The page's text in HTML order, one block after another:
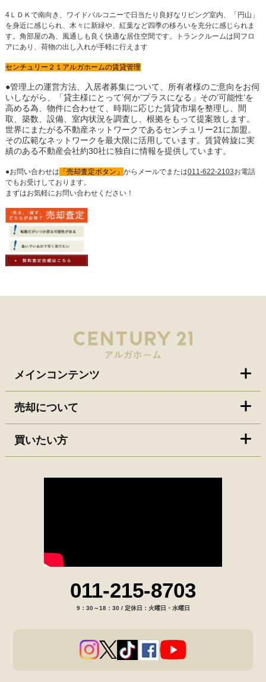
4ＬＤＫで南向き、ワイドバルコニーで日当たり良好なリビング室内、「円山」
を身近に感じられ、木々に新緑や、紅葉など四季の移ろいを充分に感じられま
す。角部屋の為、風通しも良く快適な居住空間です。トランクルームは同フロ
アにあり、荷物の出し入れが手軽に行えます
センチュリー２１アルガホームの賃貸管理
●管理上の運営方法、入居者募集について、所有者様のご意向をお伺
いしながら、「貸主様にとって’何か’プラスになる」その’可能性’を
高める為、物件に合わせて、時期に応じた賃貸市場を整理し、間
取、築数、設備、室内状況を調査し、根拠をもって提案致します。
世界にまたがる不動産ネットワークであるセンチュリー21に加盟。
その広範なネットワークを最大限に活用しています。賃貸斡旋に実
績のある不動産会社約30社に独自に情報を提供しています。
●お問い合わせは 「売却査定ボタン」 からメールでまたは011-622-2103お電話
でもお受けしております。
まずはお気軽にお問い合わせください！
メインコンテンツ
売却について
買いたい方
011-215-8703
9：30～18：30 / 定休日：火曜日・水曜日